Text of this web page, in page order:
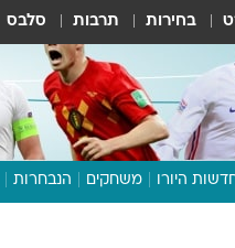
בחירות תרבות סלבס
היורו משחקים הנבחרות